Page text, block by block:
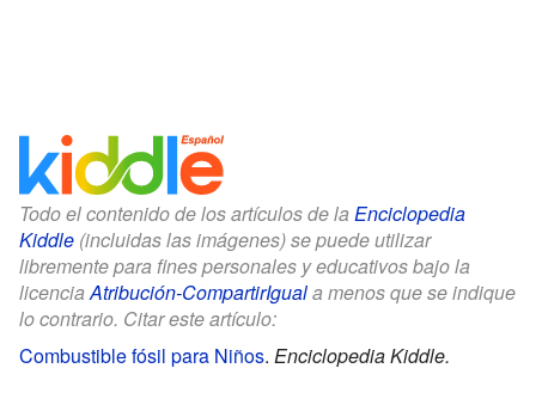
Todo el contenido de los artículos de la Enciclopedia
Kiddle (incluidas las imágenes) se puede utilizar
libremente para fines personales y educativos bajo la
licenciaAtribución-CompartirIguala menos que se indique
lo contrario. Citar este artículo:
Combustible fósil para Niños. Enciclopedia Kiddle.